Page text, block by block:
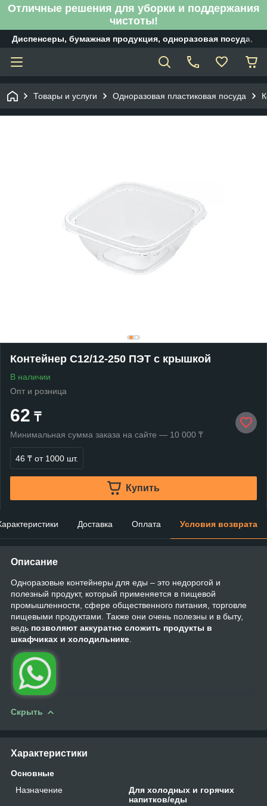
Отличные решения для уборки и поддержания
чистоты!
Диспенсеры, бумажная продукция, одноразовая посуда,
Товары и услуги Одноразовая пластиковая посуда
Контейнер С12/12-250 ПЭТ с крышкой
В наличии
Опт и розница
62 ₸
Минимальная сумма заказа на сайте — 10 000 ₸
46 ₸ от 1000 шт.
Купить
Доставка Оплата Условия возврата
Описание
Одноразовые контейнеры для еды – это недорогой и
полезный продукт, который применяется в пищевой
промышленности, сфере общественного питания, торговле
пищевыми продуктами. Также они очень полезны и в быту,
ведь позволяют аккуратно сложить продукты в
шкафчиках и холодильнике
Скрыть
Характеристики
Основные
Назначение
Для холодных и горячих
напитков/еды